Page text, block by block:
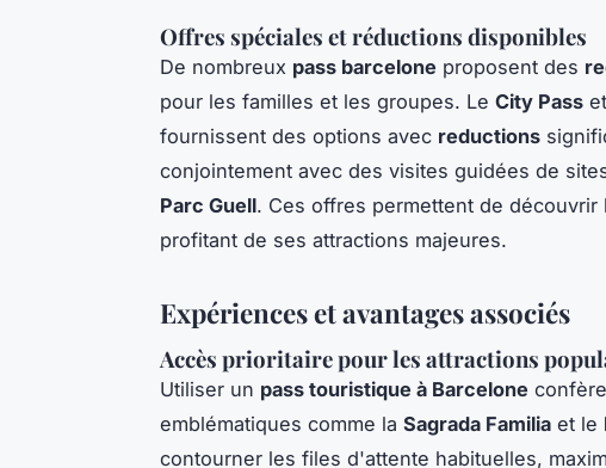
Offres spéciales et réductions disponibles
De nombreux pass barcelone proposent des
pour les familles et les groupes. Le City Pass
fournissent des options avec reductions
conjointement avec des visites guidées de
Parc Guell. Ces offres permettent de
profitant de ses attractions majeures.
Expériences et avantages associés
Accès prioritaire pour les attractions
Utiliser un pass touristique à Barcelone
emblématiques comme la Sagrada Familia et le
contourner les files d'attente habituelles,